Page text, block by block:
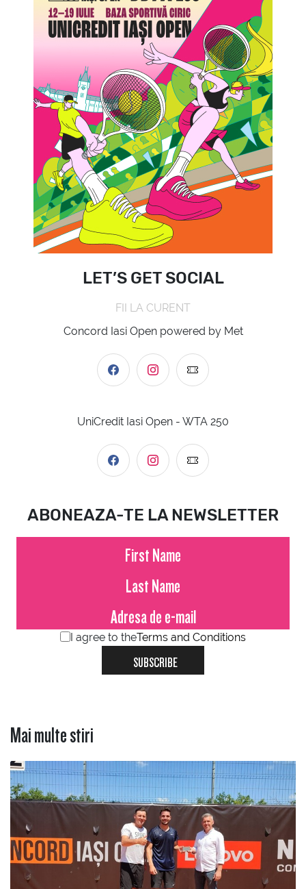
LET’S GET SOCIAL
FII LA CURENT
Concord Iasi Open powered by Met
UniCredit Iasi Open - WTA 250
ABONEAZA-TE LA NEWSLETTER
I agree to theTerms and Conditions
SUBSCRIBE
Mai multe stiri